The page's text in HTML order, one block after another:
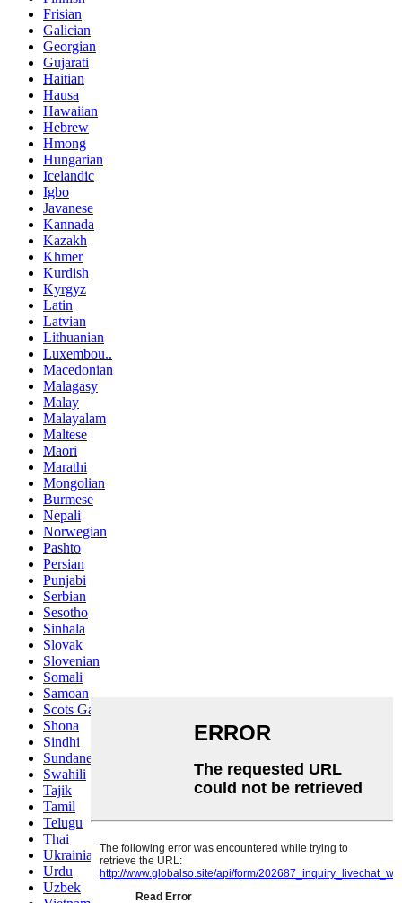
Frisian
Galician
Georgian
Gujarati
Haitian
Hausa
Hawaiian
Hebrew
Hmong
Hungarian
Icelandic
Igbo
Javanese
Kannada
Kazakh
Khmer
Kurdish
Kyrgyz
Latin
Latvian
Lithuanian
Luxembou..
Macedonian
Malagasy
Malay
Malayalam
Maltese
Maori
Marathi
Mongolian
Burmese
Nepali
Norwegian
Pashto
Persian
Punjabi
Serbian
Sesotho
Sinhala
Slovak
Slovenian
Somali
Samoan
Scots Gaelic
Shona
Sindhi
Sundanese
Swahili
Tajik
Tamil
Telugu
Thai
Ukrainian
Urdu
Uzbek